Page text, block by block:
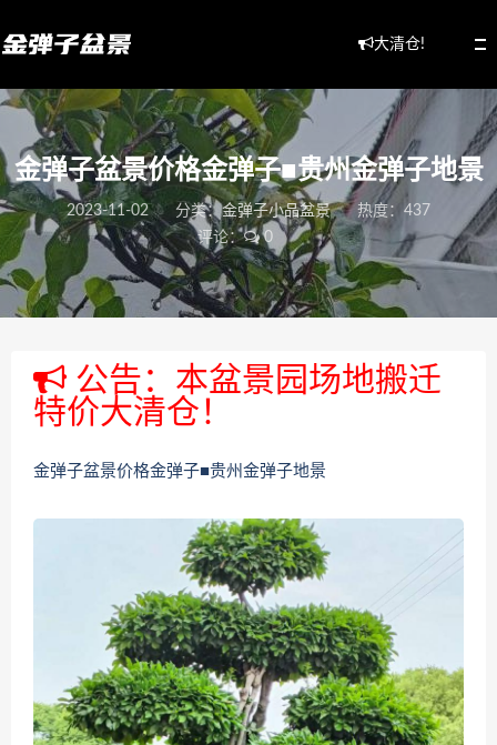
大清仓!
金弹子盆景价格金弹子■贵州金弹子地景
2023-11-02 分类：金弹子小品盆景
热度：437
评论：
0
公告：本盆景园场地搬迁
特价大清仓！
金弹子盆景价格金弹子■贵州金弹子地景